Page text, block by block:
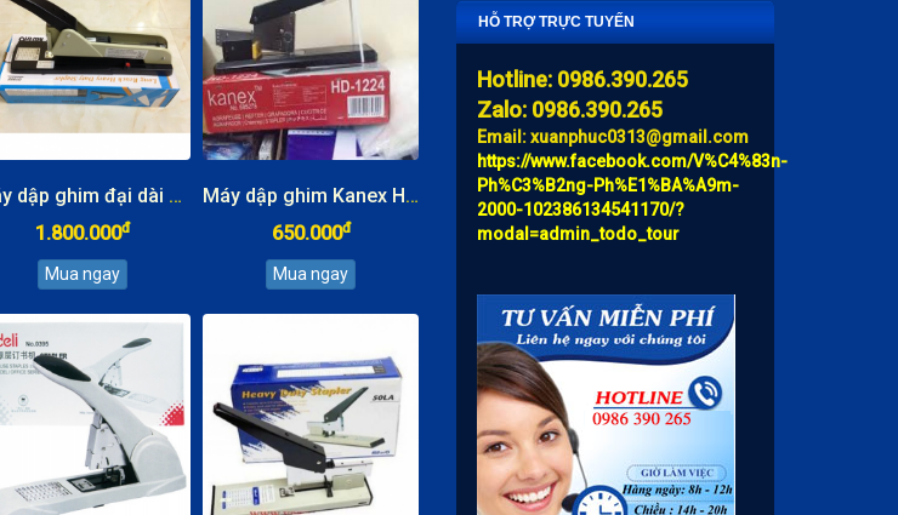
Máy dập ghim đại dài KWtrio 5000 dập 240 tờ
1.800.000đ
Máy dập ghim Kanex HD-1224 dập 240 tờ
650.000đ
HỖ TRỢ TRỰC TUYẾN
Hotline: 0986.390.265
Zalo: 0986.390.265
Email: xuanphuc0313@gmail.com
https://www.facebook.com/V%C4%83n-
Ph%C3%B2ng-Ph%E1%BA%A9m-
2000-102386134541170/?
modal=admin_todo_tour